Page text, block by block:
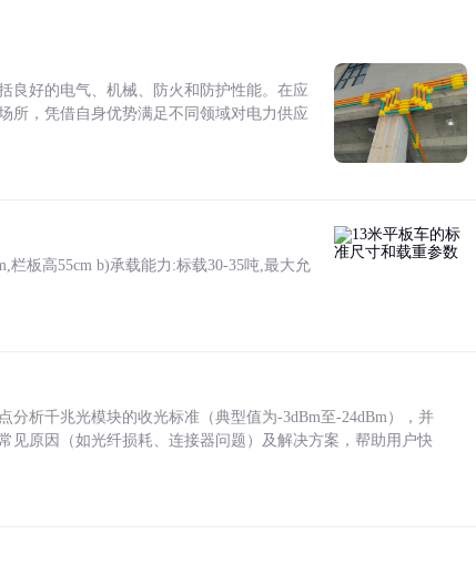
良好的电气、机械、防火和防护性能。在应
所，凭借自身优势满足不同领域对电力供应
栏板高55cm b)承载能力:标载30-35吨,最大允
析千兆光模块的收光标准（典型值为-3dBm至-24dBm），并
见原因（如光纤损耗、连接器问题）及解决方案，帮助用户快